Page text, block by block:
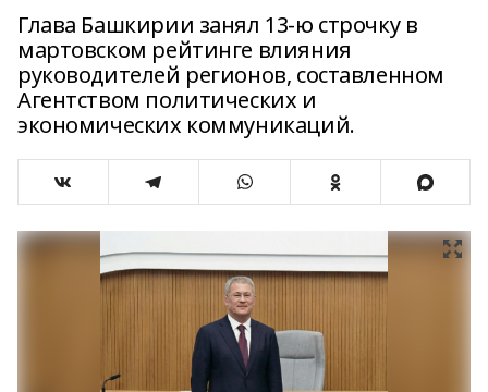
Глава Башкирии занял 13-ю строчку в
мартовском рейтинге влияния
руководителей регионов, составленном
Агентством политических и
экономических коммуникаций.